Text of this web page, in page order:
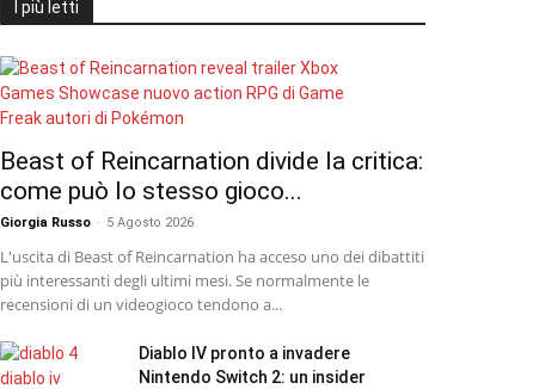
I più letti
Beast of Reincarnation divide la critica:
come può lo stesso gioco...
Giorgia Russo - 5 Agosto 2026
L'uscita di Beast of Reincarnation ha acceso uno dei dibattiti
più interessanti degli ultimi mesi. Se normalmente le
recensioni di un videogioco tendono a...
Diablo IV pronto a invadere
Nintendo Switch 2: un insider